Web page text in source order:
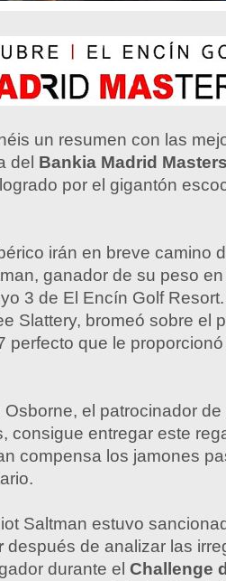
un resumen con las
del Bankia Madrid
por el gigantón
irán en breve camino
ganador de su peso
3 de El Encín Golf
Slattery, bromeó sobre el
perfecto que le
el patrocinador
consigue entregar este
compensa los jamones
Saltman estuvo
después de analizar las
durante el Challenge